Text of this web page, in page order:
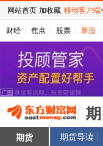
财经 焦点 股票 新股
期货 期货导读
网站首页 加收藏 移动客户端